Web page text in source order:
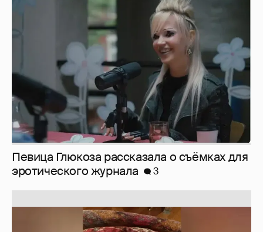
Певица Глюкоза рассказала о съёмках для
эротического журнала
3